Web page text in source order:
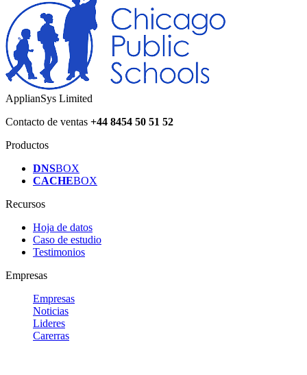
ApplianSys Limited
Contacto de ventas +44 8454 50 51 52
Productos
DNSBOX
CACHEBOX
Recursos
Hoja de datos
Caso de estudio
Testimonios
Empresas
Empresas
Noticias
Lideres
Carerras